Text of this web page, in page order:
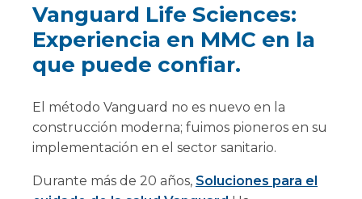
Vanguard Life Sciences:
Experiencia en MMC en la
que puede confiar.
El método Vanguard no es nuevo en la
construcción moderna; fuimos pioneros en su
implementación en el sector sanitario.
Durante más de 20 años, Soluciones para el